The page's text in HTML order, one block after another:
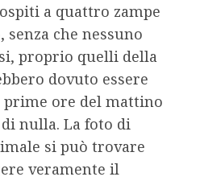
a quattro zampe
che nessuno
proprio quelli della
dovuto essere
ore del mattino
nulla. La foto di
si può trovare
veramente il